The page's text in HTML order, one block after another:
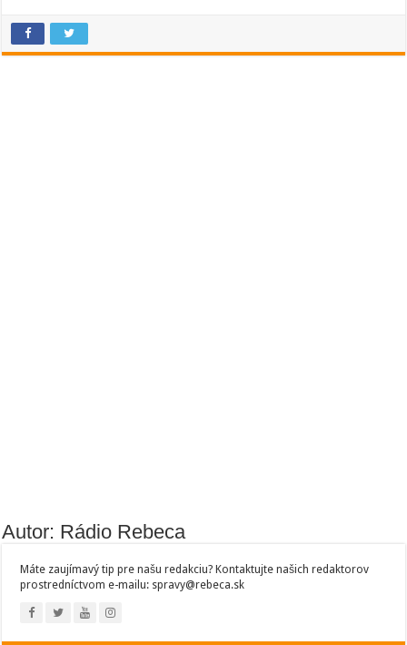
Autor: Rádio Rebeca
Máte zaujímavý tip pre našu redakciu? Kontaktujte našich redaktorov
prostredníctvom e-mailu: spravy@rebeca.sk